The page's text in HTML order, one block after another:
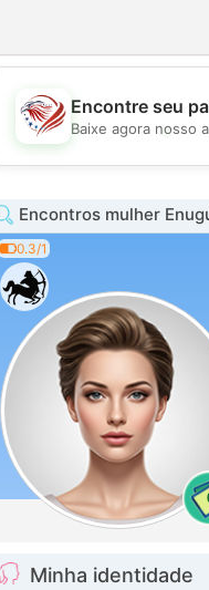
💖
Encontre seu
Baixe agora nosso
Encontros mulher
0.3/1
Minha identidade